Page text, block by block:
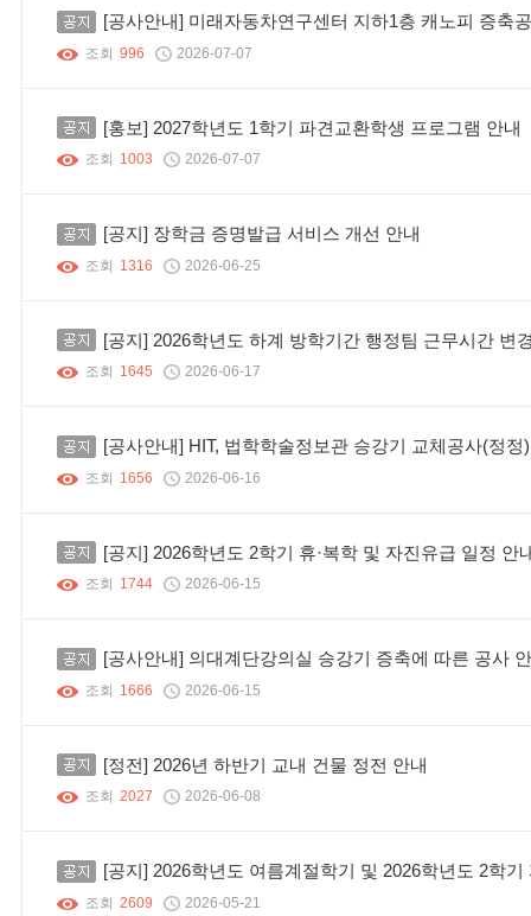
공지 [공사안내] 미래자동차연구센터 지하1층 캐노피 증축
조회 996 2026-07-07
공지 [홍보] 2027학년도 1학기 파견교환학생 프로그램 안내
조회 1003 2026-07-07
공지 [공지] 장학금 증명발급 서비스 개선 안내
조회 1316 2026-06-25
공지 [공지] 2026학년도 하계 방학기간 행정팀 근무시간 변
조회 1645 2026-06-17
공지 [공사안내] HIT, 법학학술정보관 승강기 교체공사(정정)
조회 1656 2026-06-16
공지 [공지] 2026학년도 2학기 휴·복학 및 자진유급 일정 안
조회 1744 2026-06-15
공지 [공사안내] 의대계단강의실 승강기 증축에 따른 공사
조회 1666 2026-06-15
공지 [정전] 2026년 하반기 교내 건물 정전 안내
조회 2027 2026-06-08
공지 [공지] 2026학년도 여름계절학기 및 2026학년도 2학
조회 2609 2026-05-21